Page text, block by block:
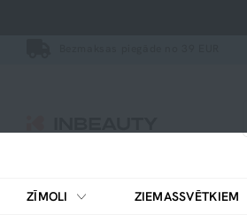
ZĪMOLI ZIEMASSVĒTKIEM